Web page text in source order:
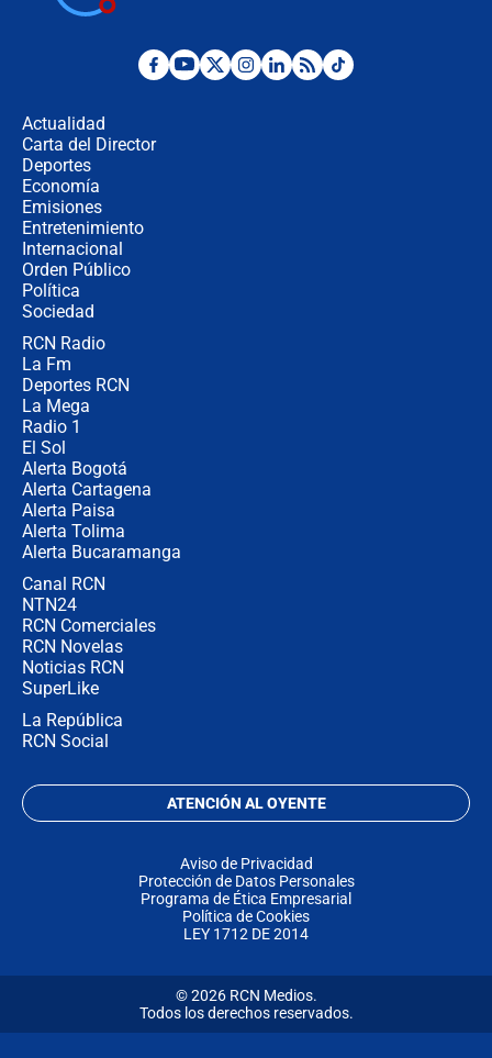
"No hubo fraude ni posibilidad de
Actualidad
Carta del Director
Deportes
Economía
Emisiones
Entretenimiento
Internacional
Orden Público
Política
Sociedad
RCN Radio
La Fm
Deportes RCN
La Mega
Radio 1
El Sol
Alerta Bogotá
Alerta Cartagena
Alerta Paisa
Alerta Tolima
Alerta Bucaramanga
Canal RCN
NTN24
RCN Comerciales
RCN Novelas
Noticias RCN
SuperLike
La República
RCN Social
ATENCIÓN AL OYENTE
Aviso de Privacidad
Protección de Datos Personales
Programa de Ética Empresarial
Política de Cookies
LEY 1712 DE 2014
© 2026 RCN Medios.
Todos los derechos reservados.